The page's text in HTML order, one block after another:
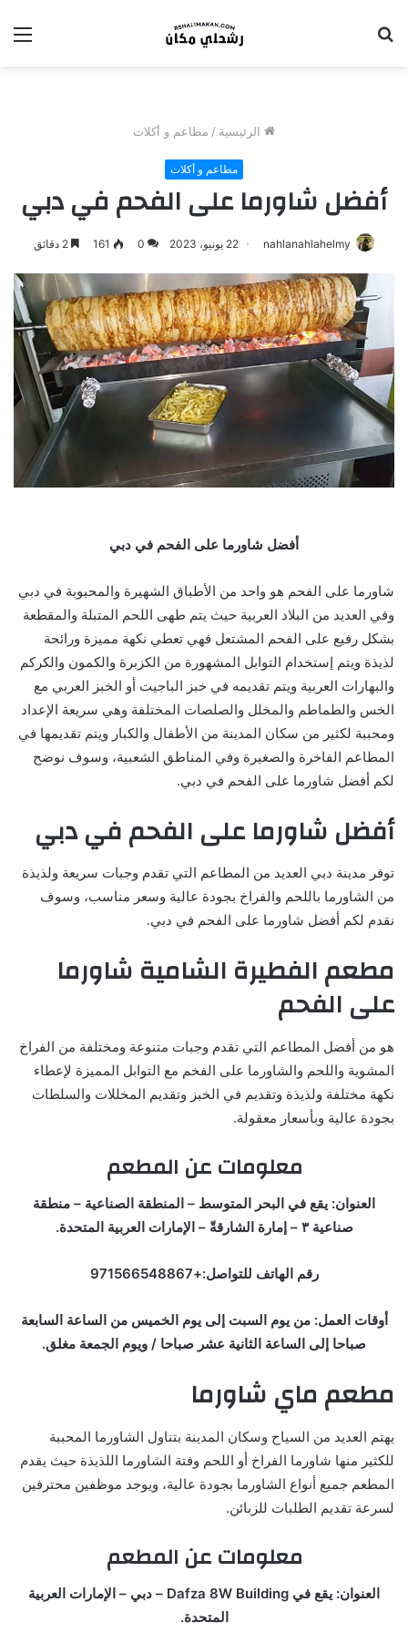
الرئيسية / مطاعم و أكلات
مطاعم و أكلات
أفضل شاورما على الفحم في دبي
nahlanahlahelmy 22 يونيو، 2023 0
161
أفضل شاورما على الفحم في دبي
شاورما على الفحم هو واحد من الأطباق الشهيرة والمحبوبة في دبي
وفي العديد من البلاد العربية حيث يتم طهى اللحم المتبلة والمقطعة
بشكل رفيع على الفحم المشتعل فهي تعطي نكهة مميزة ورائحة
لذيذة ويتم إستخدام التوابل المشهورة من الكزبرة والكمون والكركم
والبهارات العربية ويتم تقديمه في خبز الباجيت أو الخبز العربي مع
الخس والطماطم والمخلل والصلصات المختلفة وهي سريعة الإعداد
ومحببة لكثير من سكان المدينة من الأطفال والكبار ويتم تقديمها في
المطاعم الفاخرة والصغيرة وفي المناطق الشعبية، وسوف نوضح
لكم أفضل شاورما على الفحم في دبي.
أفضل شاورما على الفحم في دبي
توفر مدينة دبي العديد من المطاعم التي تقدم وجبات سريعة ولذيذة
من الشاورما باللحم والفراخ بجودة عالية وسعر مناسب، وسوف
نقدم لكم أفضل شاورما على الفحم في دبي.
مطعم الفطيرة الشامية شاورما
على الفحم
هو من أفضل المطاعم التي تقدم وجبات متنوعة ومختلفة من الفراخ
المشوية واللحم والشاورما على الفخم مع التوابل المميزة لإعطاء
نكهة مختلفة ولذيذة وتقديم في الخبز وتقديم المخللات والسلطات
بجودة عالية وبأسعار معقولة.
معلومات عن المطعم
العنوان: يقع في البحر المتوسط – المنطقة الصناعية – منطقة
صناعية ٣ – إمارة الشارقةّ – الإمارات العربية المتحدة.
رقم الهاتف للتواصل:+971566548867
أوقات العمل: من يوم السبت إلى يوم الخميس من الساعة السابعة
صباحا إلى الساعة الثانية عشر صباحا / ويوم الجمعة مغلق.
مطعم ماي شاورما
يهتم العديد من السياح وسكان المدينة بتناول الشاورما المحببة
للكثير منها شاورما الفراخ أو اللحم وفتة الشاورما اللذيذة حيث يقدم
المطعم جميع أنواع الشاورما بجودة عالية، ويوجد موظفين محترفين
لسرعة تقديم الطلبات للزبائن.
معلومات عن المطعم
العنوان: يقع في Dafza 8W Building – دبي – الإمارات العربية
المتحدة.